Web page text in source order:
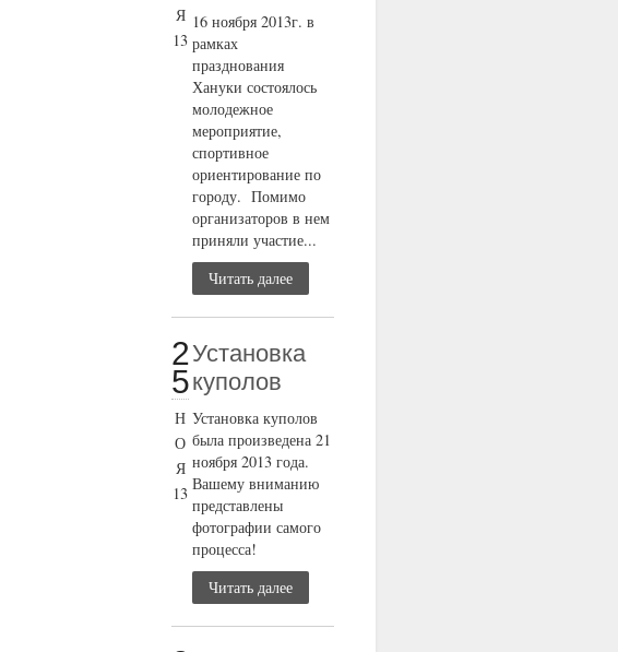
Я
13
16 ноября 2013г. в
рамках
празднования
Хануки состоялось
молодежное
мероприятие,
спортивное
ориентирование по
городу. Помимо
организаторов в нем
приняли участие...
Читать далее
2
5
Н
О
Я
13
Установка
куполов
Установка куполов
была произведена 21
ноября 2013 года.
Вашему вниманию
представлены
фотографии самого
процесса!
Читать далее